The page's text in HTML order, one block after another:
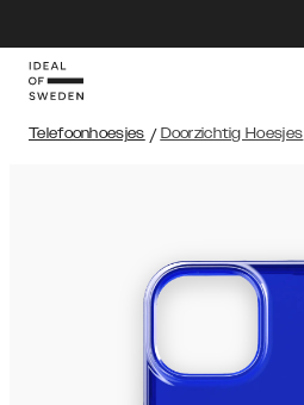
Telefoonhoesjes / Doorzichtig Hoesjes